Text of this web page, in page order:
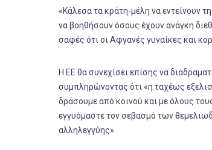
«Κάλεσα τα κράτη-μέλη να εντείνουν
να βοηθήσουν όσους έχουν ανάγκη
σαφές ότι οι Αφγανές γυναίκες και
Η ΕΕ θα συνεχίσει επίσης να
συμπληρώνοντας ότι «η ταχέως
δράσουμε από κοινού και με όλους
εγγυόμαστε τον σεβασμό των
αλληλεγγύης».